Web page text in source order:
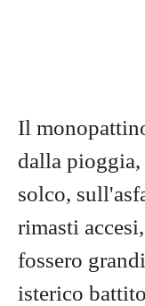
Il
dalla pioggia,
solco,
rimasti
fossero
isterico